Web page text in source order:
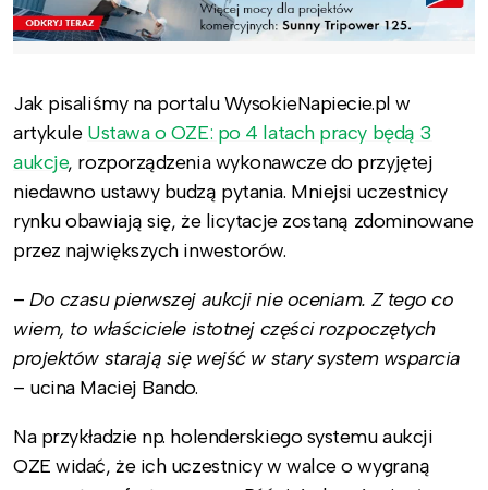
Jak pisaliśmy na portalu WysokieNapiecie.pl w
artykule Ustawa o OZE: po 4 latach pracy będą 3
aukcje, rozporządzenia wykonawcze do przyjętej
niedawno ustawy budzą pytania. Mniejsi uczestnicy
rynku obawiają się, że licytacje zostaną zdominowane
przez największych inwestorów.
–Do czasu pierwszej aukcji nie oceniam. Z tego co
wiem, to właściciele istotnej części rozpoczętych
projektów starają się wejść w stary system wsparcia
– ucina Maciej Bando.
Na przykładzie np. holenderskiego systemu aukcji
OZE widać, że ich uczestnicy w walce o wygraną